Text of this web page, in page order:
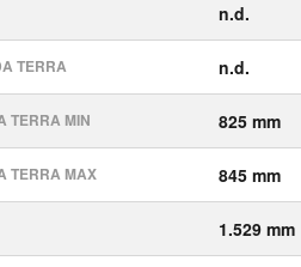
n.d.
TERRA n.d.
TERRA MIN 825 mm
TERRA MAX 845 mm
1.529 mm